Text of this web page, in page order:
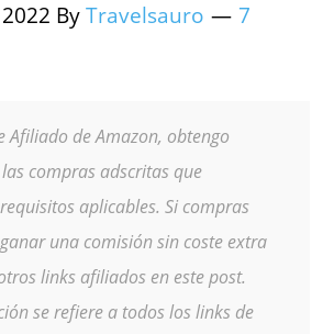
ByTravelsauro
7
Afiliado de Amazon, obtengo
compras adscritas que
aplicables. Si compras
una comisión sin coste extra
links afiliados en este post.
se refiere a todos los links de